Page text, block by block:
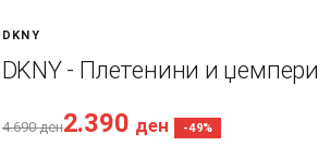
DKNY
DKNY - Плетенини и џемпери
4.690ден2.390 ден -49%